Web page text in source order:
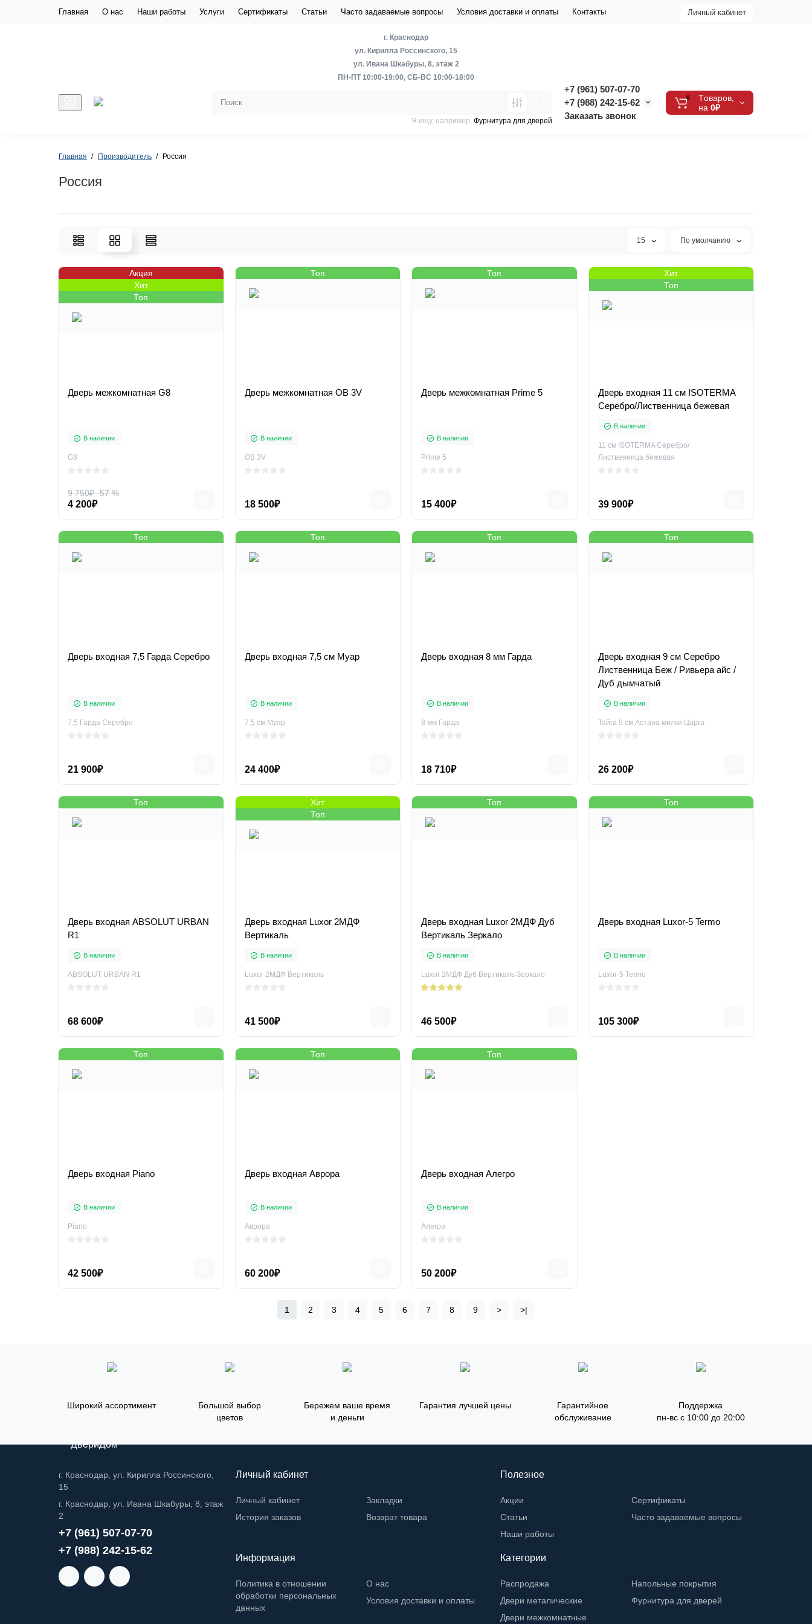
Главная О нас Наши работы Услуги Сертификаты Статьи Часто задаваемые вопросы Условия доставки и оплаты Контакты Личный кабинет
г. Краснодар
ул. Кирилла Россинского, 15
ул. Ивана Шкабуры, 8, этаж 2
ПН-ПТ 10:00-19:00, СБ-ВС 10:00-18:00
+7 (961) 507-07-70
+7 (988) 242-15-62
Заказать звонок
Я ищу, например, Фурнитура для дверей
0
Tоваров,
на 0₽
Главная Производитель Россия
Россия
15 По умолчанию
Акция
Хит
Топ
Дверь межкомнатная G8
В наличии
G8
9 750₽ -57 %
4 200₽
Топ
Дверь межкомнатная OB 3V
В наличии
OB 3V
18 500₽
Топ
Дверь межкомнатная Prime 5
В наличии
Prime 5
15 400₽
Хит
Топ
Дверь входная 11 см ISOTERMA
Серебро/Лиственница бежевая
В наличии
11 см ISOTERMA Серебро/
Лиственница бежевая
39 900₽
Топ
Дверь входная 7,5 Гарда Серебро
В наличии
7,5 Гарда Серебро
21 900₽
Топ
Дверь входная 7,5 см Муар
В наличии
7,5 см Муар
24 400₽
Топ
Дверь входная 8 мм Гарда
В наличии
8 мм Гарда
18 710₽
Топ
Дверь входная 9 см Серебро
Лиственница Беж / Ривьера айс /
Дуб дымчатый
В наличии
Тайга 9 см Астана милки Царга
26 200₽
Топ
Дверь входная ABSOLUT URBAN
R1
В наличии
ABSOLUT URBAN R1
68 600₽
Хит
Топ
Дверь входная Luxor 2МДФ
Вертикаль
В наличии
Luxor 2МДФ Вертикаль
41 500₽
Топ
Дверь входная Luxor 2МДФ Дуб
Вертикаль Зеркало
В наличии
Luxor 2МДФ Дуб Вертикаль Зеркало
46 500₽
Топ
Дверь входная Luxor-5 Termo
В наличии
Luxor-5 Termo
105 300₽
Топ
Дверь входная Piano
В наличии
Piano
42 500₽
Топ
Дверь входная Аврора
В наличии
Аврора
60 200₽
Топ
Дверь входная Алегро
В наличии
Алегро
50 200₽
1 2 3 4 5 6 7 8 9 > >|
Широкий ассортимент
Большой выбор
цветов
Бережем ваше время
и деньги
Гарантия лучшей цены
Гарантийное
обслуживание
Поддержка
пн-вс с 10:00 до 20:00
ДвериДом
г. Краснодар, ул. Кирилла Россинского,
15
г. Краснодар, ул. Ивана Шкабуры, 8, этаж
2
+7 (961) 507-07-70
+7 (988) 242-15-62
Личный кабинет
Личный кабинет
История заказов
Закладки
Возврат товара
Полезное
Акции
Статьи
Наши работы
Сертификаты
Часто задаваемые вопросы
Информация
Политика в отношении
обработки персональных
данных
О нас
Условия доставки и оплаты
Категории
Распродажа
Двери металические
Двери межкомнатные
Напольные покрытия
Фурнитура для дверей